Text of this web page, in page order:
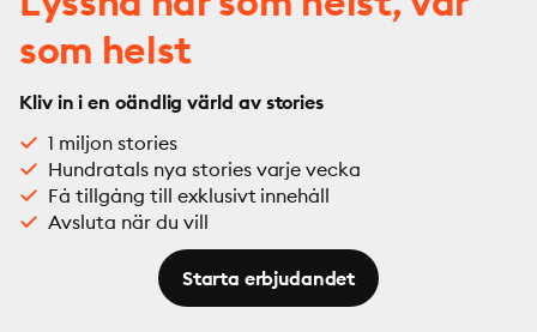
som helst
Kliv in i en oändlig värld av stories
1 miljon stories
Hundratals nya stories varje vecka
Få tillgång till exklusivt innehåll
Avsluta när du vill
Starta erbjudandet